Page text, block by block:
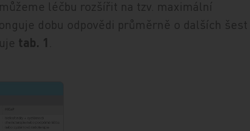
léčbu rozšířit na tzv. maximální
dobu odpovědi průměrně o dalších šest
tab. 1 .